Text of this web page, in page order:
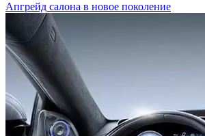
Апгрейд салона в новое поколение